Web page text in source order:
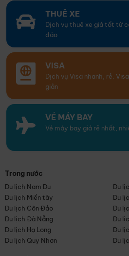
THUÊ XE
Dịch vụ thuê xe giá tốt từ
đáo
VISA
Dịch vụ Visa nhanh, rẻ.
giản
VÉ MÁY BAY
Vé máy bay giá rẻ nhất,
Trong nước
Du lịch Nam Du
Du
Du lịch Miền tây
Du
Du lịch Côn Đảo
Du
Du lịch Đà Nẵng
Du
Du lịch Hạ Long
Du
Du lịch Quy Nhơn
Du